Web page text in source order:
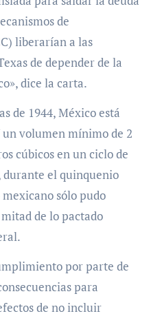
de
liberarían a las
de depender de la
dice la carta.
de 1944, México está
volumen mínimo de 2
cúbicos en un ciclo de
durante el quinquenio
sólo pudo
de lo pactado
por parte de
para
de no incluir